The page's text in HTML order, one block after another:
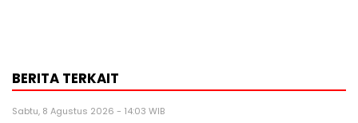
BERITA TERKAIT
Sabtu, 8 Agustus 2026 - 14:03 WIB